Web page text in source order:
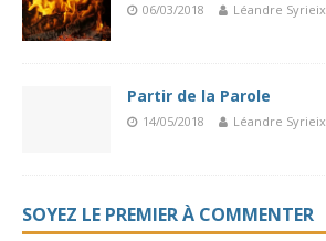
06/03/2018 Léandre Syrieix
Partir de la Parole
14/05/2018 Léandre Syrieix
SOYEZ LE PREMIER À COMMENTER